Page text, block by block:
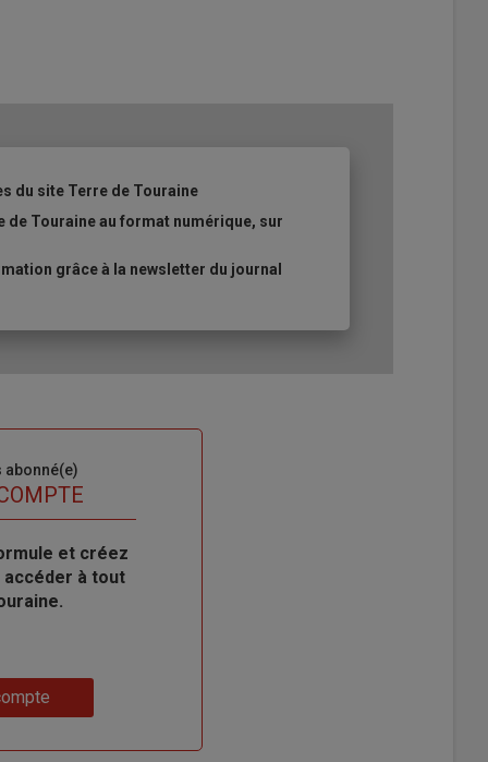
du site Terre de Touraine
de Touraine au format numérique, sur
grâce à la newsletter du journal
abonné(e)
et créez
à tout